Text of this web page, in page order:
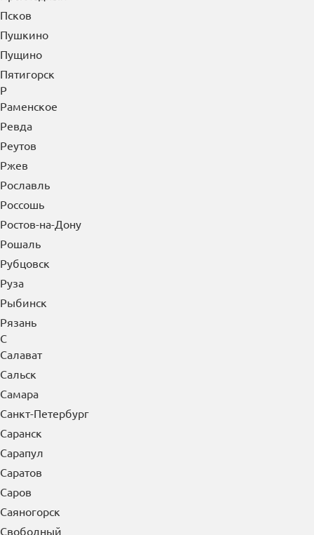
Пушкино
Пущино
Пятигорск
Р
Раменское
Ревда
Реутов
Ржев
Рославль
Россошь
Ростов-на-Дону
Рошаль
Рубцовск
Руза
Рыбинск
Рязань
С
Салават
Сальск
Самара
Санкт-Петербург
Саранск
Сарапул
Саратов
Саров
Саяногорск
Свободный
Севастополь